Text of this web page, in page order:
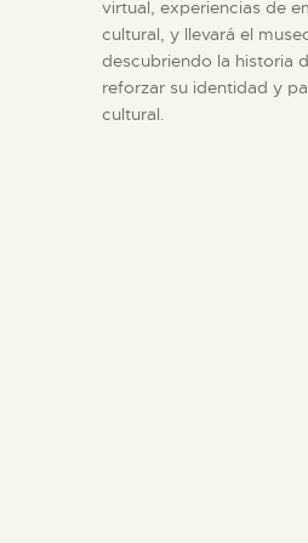
virtual, experiencias de
cultural, y llevará el
descubriendo la historia
reforzar su identidad y
cultural.